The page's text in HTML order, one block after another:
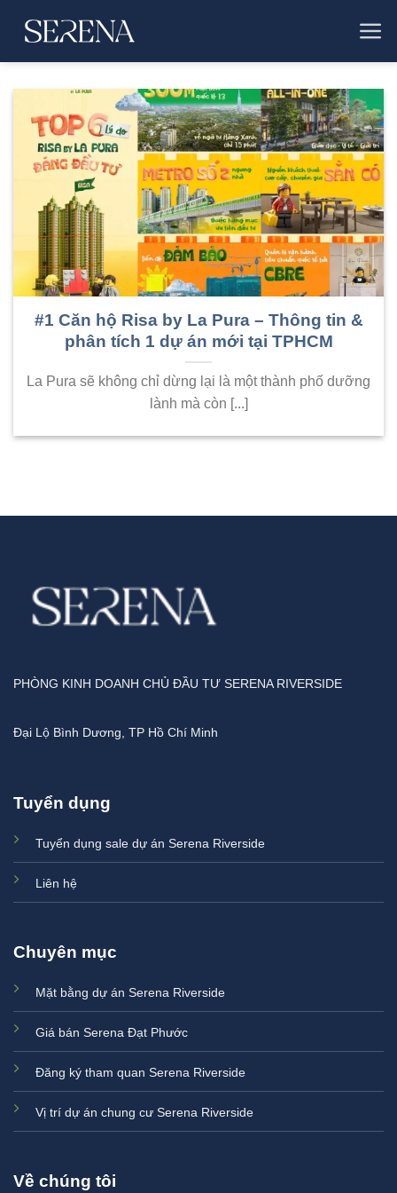
qua
nội
dung
#1 Căn hộ Risa by La Pura – Thông tin &
phân tích 1 dự án mới tại TPHCM
La Pura sẽ không chỉ dừng lại là một thành phố dưỡng
lành mà còn [...]
PHÒNG KINH DOANH CHỦ ĐẦU TƯ SERENA RIVERSIDE
Đại Lộ Bình Dương, TP Hồ Chí Minh
Tuyển dụng
Tuyển dụng sale dự án Serena Riverside
Liên hệ
Chuyên mục
Mặt bằng dự án Serena Riverside
Giá bán Serena Đạt Phước
Đăng ký tham quan Serena Riverside
Vị trí dự án chung cư Serena Riverside
Về chúng tôi